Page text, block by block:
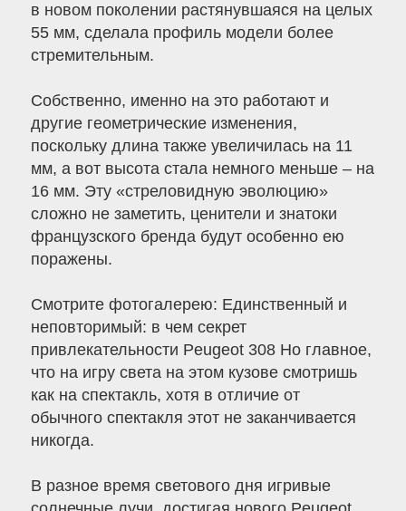
в новом поколении растянувшаяся на целых
55 мм, сделала профиль модели более
стремительным.
Собственно, именно на это работают и
другие геометрические изменения,
поскольку длина также увеличилась на 11
мм, а вот высота стала немного меньше – на
16 мм. Эту «стреловидную эволюцию»
сложно не заметить, ценители и знатоки
французского бренда будут особенно ею
поражены.
Cмотрите фотогалерею: Единственный и
неповторимый: в чем секрет
привлекательности Peugeot 308 Но главное,
что на игру света на этом кузове смотришь
как на спектакль, хотя в отличие от
обычного спектакля этот не заканчивается
никогда.
В разное время светового дня игривые